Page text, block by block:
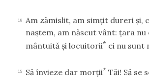
18
Am zămislit, am simţit dureri şi,
naştem, am născut vânt: ţara nu
mântuită şi locuitorii* ei nu sunt
19 Să învieze dar morţii* Tăi! Să se